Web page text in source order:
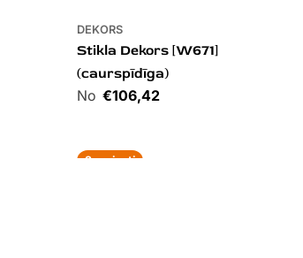
DEKORS
Stikla Dekors [W671]
(caurspīdīga)
Cena€106,42
2 varianti